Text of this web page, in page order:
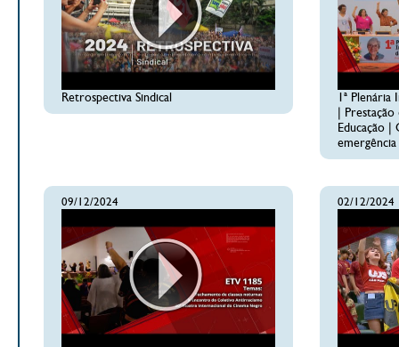
Retrospectiva Sindical
1ª Plenária
|
Educação |
09/12/2024 02/12/2024